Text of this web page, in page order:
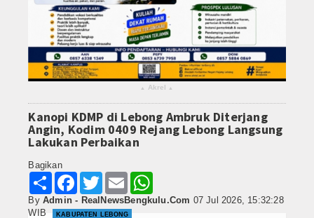
▴ Akrel ▴
Kanopi KDMP di Lebong Ambruk Diterjang
Angin, Kodim 0409 Rejang Lebong Langsung
Lakukan Perbaikan
Bagikan
Share Facebook
Twitter Email
By Admin - RealNewsBengkulu.Com 07 Jul 2026, 15:32:28
WIB
KABUPATEN LEBONG